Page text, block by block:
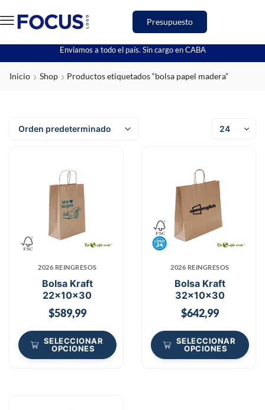
Presupuesto
Enviamos a todo el país. Sin cargo en CABA
Inicio Shop Productos etiquetados “bolsa papel madera”
2026 REINGRESOS
Bolsa Kraft
22x10x30
$589,99
SELECCIONAR
OPCIONES
2026 REINGRESOS
Bolsa Kraft
32x10x30
$642,99
SELECCIONAR
OPCIONES